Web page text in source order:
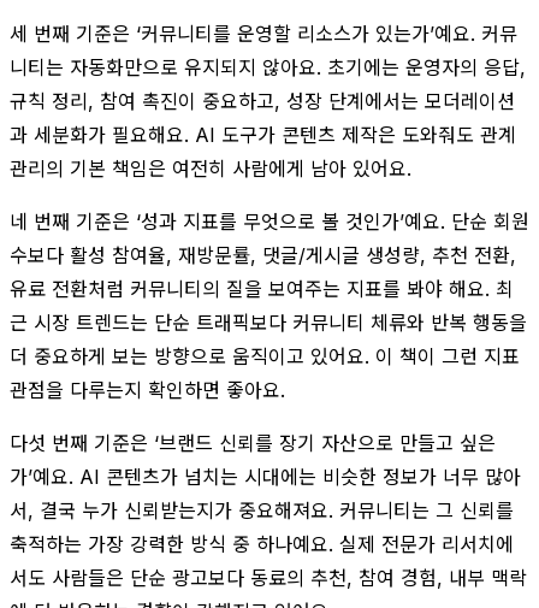
세 번째 기준은 ‘커뮤니티를 운영할 리소스가 있는가’예요. 커뮤
니티는 자동화만으로 유지되지 않아요. 초기에는 운영자의 응답,
규칙 정리, 참여 촉진이 중요하고, 성장 단계에서는 모더레이션
과 세분화가 필요해요. AI 도구가 콘텐츠 제작은 도와줘도 관계
관리의 기본 책임은 여전히 사람에게 남아 있어요.
네 번째 기준은 ‘성과 지표를 무엇으로 볼 것인가’예요. 단순 회원
수보다 활성 참여율, 재방문률, 댓글/게시글 생성량, 추천 전환,
유료 전환처럼 커뮤니티의 질을 보여주는 지표를 봐야 해요. 최
근 시장 트렌드는 단순 트래픽보다 커뮤니티 체류와 반복 행동을
더 중요하게 보는 방향으로 움직이고 있어요. 이 책이 그런 지표
관점을 다루는지 확인하면 좋아요.
다섯 번째 기준은 ‘브랜드 신뢰를 장기 자산으로 만들고 싶은
가’예요. AI 콘텐츠가 넘치는 시대에는 비슷한 정보가 너무 많아
서, 결국 누가 신뢰받는지가 중요해져요. 커뮤니티는 그 신뢰를
축적하는 가장 강력한 방식 중 하나예요. 실제 전문가 리서치에
서도 사람들은 단순 광고보다 동료의 추천, 참여 경험, 내부 맥락